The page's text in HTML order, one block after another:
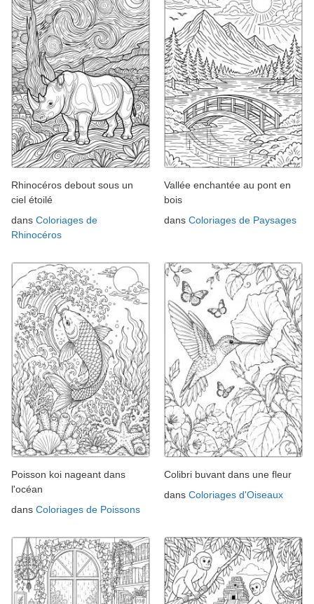
Rhinocéros debout sous un
ciel étoilé
dans Coloriages de
Rhinocéros
Vallée enchantée au pont en
bois
dans Coloriages de Paysages
Poisson koi nageant dans
l'océan
dans Coloriages de Poissons
Colibri buvant dans une fleur
dans Coloriages d'Oiseaux